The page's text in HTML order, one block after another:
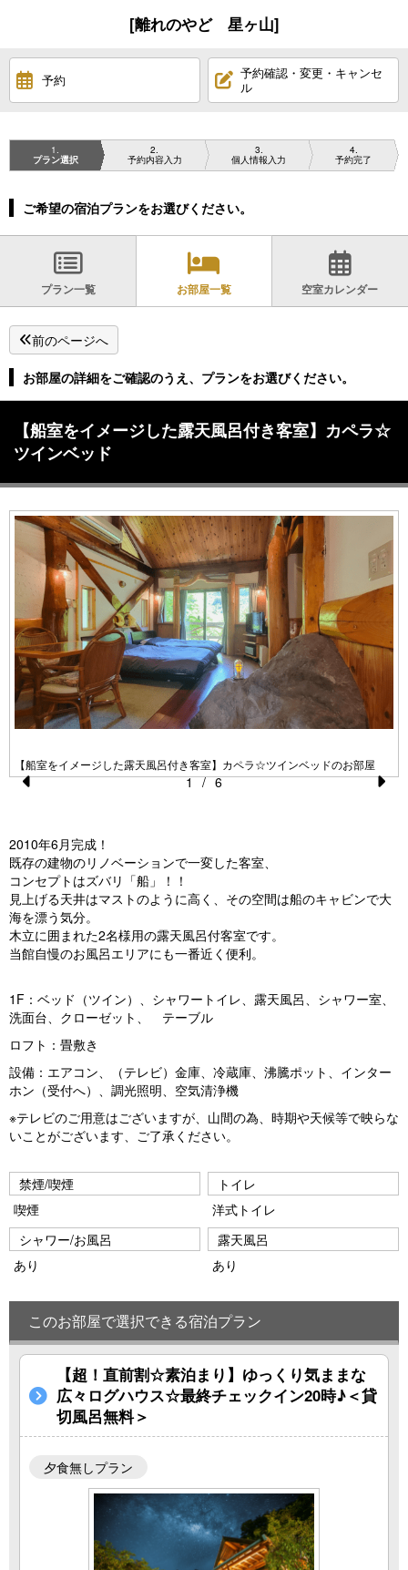
[離れのやど 星ヶ山]
予約
予約確認・変更・キャンセ
ル
1
プラン選択
2
予約内容入力
3
個人情報入力
4
予約完了
ご希望の宿泊プランをお選びください。
プラン一覧 お部屋一覧 空室カレンダー
前のページへ
お部屋の詳細をご確認のうえ、プランをお選びください。
【船室をイメージした露天風呂付き客室】カペラ☆
ツインベッド
vi
o
u
s
【船室をイメージした露天風呂付き客室】カペラ☆ツインベッドのお部屋
1 / 6
2010年6月完成！
既存の建物のリノベーションで一変した客室、
コンセプトはズバリ「船」！！
見上げる天井はマストのように高く、その空間は船のキャビンで大
海を漂う気分。
木立に囲まれた2名様用の露天風呂付客室です。
当館自慢のお風呂エリアにも一番近く便利。
1F：ベッド（ツイン）、シャワートイレ、露天風呂、シャワー室、
洗面台、クローゼット、 テーブル
ロフト：畳敷き
設備：エアコン、（テレビ）金庫、冷蔵庫、沸騰ポット、インター
ホン（受付へ）、調光照明、空気清浄機
※テレビのご用意はございますが、山間の為、時期や天候等で映らな
いことがございます、ご了承ください。
禁煙/喫煙
喫煙
トイレ
洋式トイレ
シャワー/お風呂
あり
露天風呂
あり
このお部屋で選択できる宿泊プラン
【超！直前割☆素泊まり】ゆっくり気ままな
広々ログハウス☆最終チェックイン20時♪＜貸
切風呂無料＞
夕食無しプラン